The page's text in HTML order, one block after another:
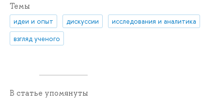
Темы
идеи и опыт дискуссии
исследования и аналитика
взгляд ученого
В статье упомянуты